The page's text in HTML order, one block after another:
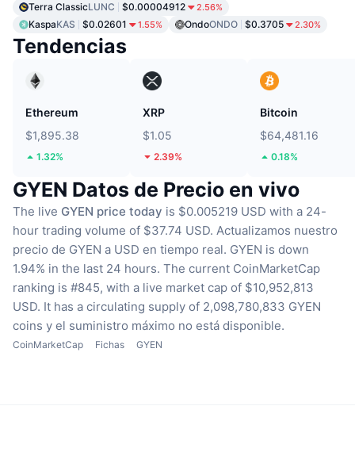
Terra ClassicLUNC $0.00004912 2.56%
KaspaKAS $0.02601 1.55% OndoONDO $0.3705 2.30%
Tendencias
Ethereum
$1,895.38
1.32%
XRP
$1.05
2.39%
Bitcoin
$64,481.16
0.18%
GYEN Datos de Precio en vivo
The live GYEN price today is $0.005219 USD with a 24-
hour trading volume of $37.74 USD. Actualizamos nuestro
precio de GYEN a USD en tiempo real. GYEN is down
1.94% in the last 24 hours. The current CoinMarketCap
ranking is #845, with a live market cap of $10,952,813
USD. It has a circulating supply of 2,098,780,833 GYEN
coins y el suministro máximo no está disponible.
CoinMarketCap Fichas GYEN